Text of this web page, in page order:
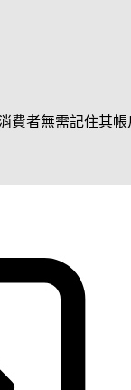
費者無需記住其帳